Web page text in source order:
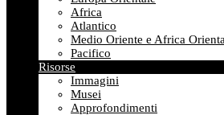
Africa
Atlantico
Medio Oriente e Africa
Pacifico
Risorse
Immagini
Musei
Approfondimenti